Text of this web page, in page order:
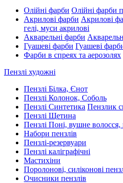
Олійні фарби Олійні фарби
Акрилові фарби Акрилові
гелі, муси акрилові
Акварельні фарби
Гуашеві фарби Гуашеві
Фарби в спреях та аерозолях
Пензлі художні
Пензлі Білка, Єнот
Пензлі Колонок, Соболь
Пензлі Синтетика Пензлик
Пензлі Щетина
Пензлі Поні, вушне
Набори пензлів
Пензлі-резервуари
Пензлі каліграфічні
Мастихіни
Поролонові, силіконові
Очисники пензлів